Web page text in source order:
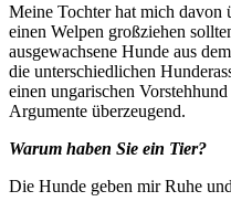
Meine Tochter hat mich davon
einen Welpen großziehen
ausgewachsene Hunde aus
die unterschiedlichen
einen ungarischen
Argumente überzeugend.
Warum haben Sie ein Tier?
Die Hunde geben mir Ruhe